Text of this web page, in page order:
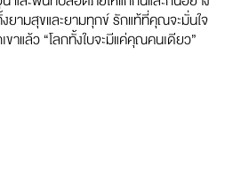
งยามสุขและยามทุกข์ รักแท้ที่คุณจะมั่นใจ
าแล้ว “โลกทั้งใบจะมีแค่คุณคนเดียว”